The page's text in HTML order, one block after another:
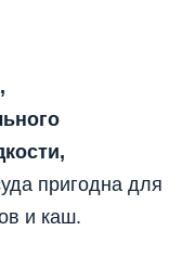
пригодна для
и каш.